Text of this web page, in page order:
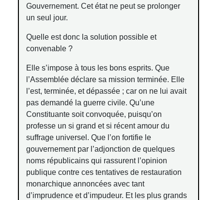
Gouvernement. Cet état ne peut se prolonger
un seul jour.
Quelle est donc la solution possible et
convenable ?
Elle s’impose à tous les bons esprits. Que
l’Assemblée déclare sa mission terminée. Elle
l’est, terminée, et dépassée ; car on ne lui avait
pas demandé la guerre civile. Qu’une
Constituante soit convoquée, puisqu’on
professe un si grand et si récent amour du
suffrage universel. Que l’on fortifie le
gouvernement par l’adjonction de quelques
noms républicains qui rassurent l’opinion
publique contre ces tentatives de restauration
monarchique annoncées avec tant
d’imprudence et d’impudeur. Et les plus grands